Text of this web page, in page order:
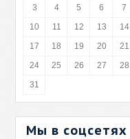
3
4 5 6 7
10
11 12 13 14
17
18 19 20 21
24
25 26 27 28
31
Мы в соцсетях